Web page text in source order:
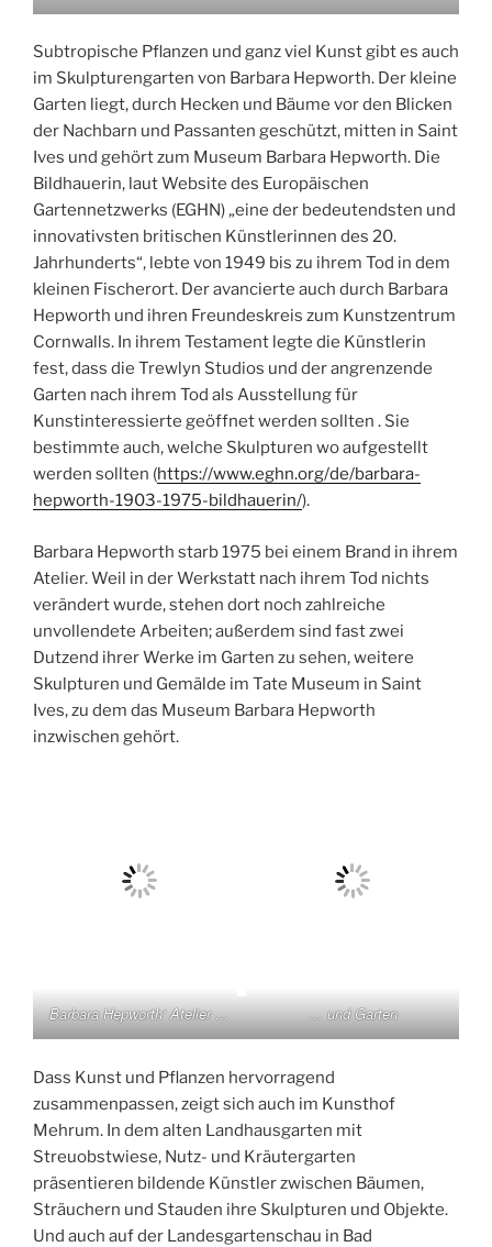
Subtropische Pflanzen und ganz viel Kunst gibt es auch
im Skulpturengarten von Barbara Hepworth. Der kleine
Garten liegt, durch Hecken und Bäume vor den Blicken
der Nachbarn und Passanten geschützt, mitten in Saint
Ives und gehört zum Museum Barbara Hepworth. Die
Bildhauerin, laut Website des Europäischen
Gartennetzwerks (EGHN) „eine der bedeutendsten und
innovativsten britischen Künstlerinnen des 20.
Jahrhunderts“, lebte von 1949 bis zu ihrem Tod in dem
kleinen Fischerort. Der avancierte auch durch Barbara
Hepworth und ihren Freundeskreis zum Kunstzentrum
Cornwalls. In ihrem Testament legte die Künstlerin
fest, dass die Trewlyn Studios und der angrenzende
Garten nach ihrem Tod als Ausstellung für
Kunstinteressierte geöffnet werden sollten . Sie
bestimmte auch, welche Skulpturen wo aufgestellt
werden sollten (https://www.eghn.org/de/barbara-
hepworth-1903-1975-bildhauerin/).
Barbara Hepworth starb 1975 bei einem Brand in ihrem
Atelier. Weil in der Werkstatt nach ihrem Tod nichts
verändert wurde, stehen dort noch zahlreiche
unvollendete Arbeiten; außerdem sind fast zwei
Dutzend ihrer Werke im Garten zu sehen, weitere
Skulpturen und Gemälde im Tate Museum in Saint
Ives, zu dem das Museum Barbara Hepworth
inzwischen gehört.
Barbara Hepworth‘ Atelier … … und Garten
Dass Kunst und Pflanzen hervorragend
zusammenpassen, zeigt sich auch im Kunsthof
Mehrum. In dem alten Landhausgarten mit
Streuobstwiese, Nutz- und Kräutergarten
präsentieren bildende Künstler zwischen Bäumen,
Sträuchern und Stauden ihre Skulpturen und Objekte.
Und auch auf der Landesgartenschau in Bad